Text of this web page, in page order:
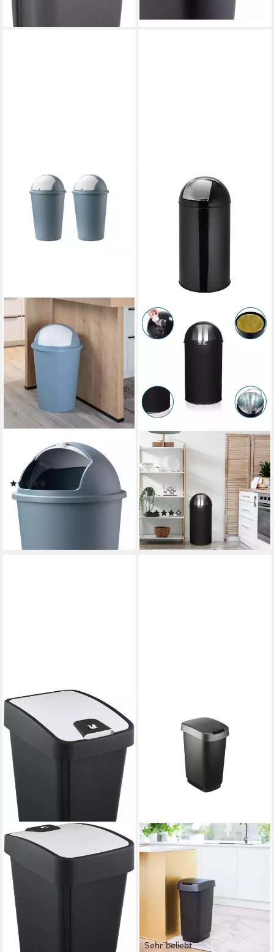
HOME4YOU
Mülleimer, Kunststoff,
Pastellblau, Weiß, 50 Liter
32,60 €
(16,30 €/ 1 Paar)
lieferbar - in 2-3 Werktagen bei dir
HJH OFFICE
Mülleimer PUSH 50L
Abfalleimer, 50 Liter,
Abfalleimer mit
Schwingdeckel, Papierkorb
(2)
104,90 €
lieferbar - in 5-6 Werktagen bei dir
Sehr beliebt